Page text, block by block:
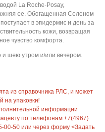
La Roche-Posay,
ее. Обогащенная Селеном
в эпидермис и день за
кожи, возвращая
чувство комфорта.
и шею утром и/или вечером.
из справочника РЛС, и может
на упаковки!
информации
по телефонам +7(4967)
00-50 или через форму <Задать